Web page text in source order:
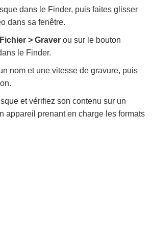
dans le Finder, puis faites glisser
dans sa fenêtre.
Fichier > Graver ou sur le bouton
le Finder.
nom et une vitesse de gravure, puis
et vérifiez son contenu sur un
appareil prenant en charge les formats